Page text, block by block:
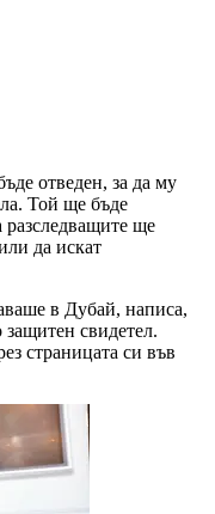
отведен, за да му
Той ще бъде
разследващите ще
да искат
в Дубай, написа,
защитен свидетел.
страницата си във